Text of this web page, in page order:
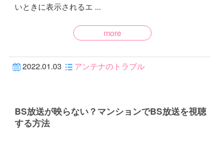
いときに表示されるエ ...
more
2022.01.03 アンテナのトラブル
BS放送が映らない？マンションでBS放送を視聴
する方法